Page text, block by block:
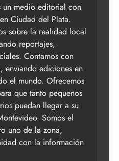
un medio editorial con
Ciudad del Plata.
sobre la realidad local
reportajes,
Contamos con
enviando ediciones en
el mundo. Ofrecemos
que tanto pequeños
puedan llegar a su
Somos el
uno de la zona,
con la información